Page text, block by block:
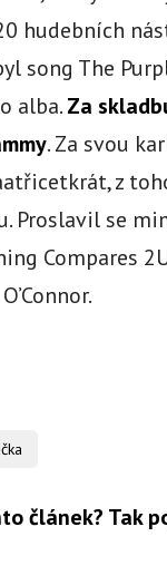
hudebních
song The
alba.Za
. Za svou
z
Proslavil se
Compares
článek? Tak